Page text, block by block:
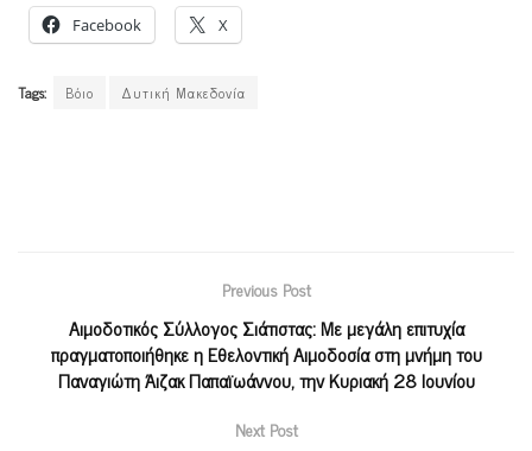
Facebook X
Tags: Βόιο Δυτική Μακεδονία
Previous Post
Αιμοδοτικός Σύλλογος Σιάτιστας: Με μεγάλη επιτυχία
πραγματοποιήθηκε η Εθελοντική Αιμοδοσία στη μνήμη του
Παναγιώτη Άιζακ Παπαϊωάννου, την Κυριακή 28 Ιουνίου
Next Post